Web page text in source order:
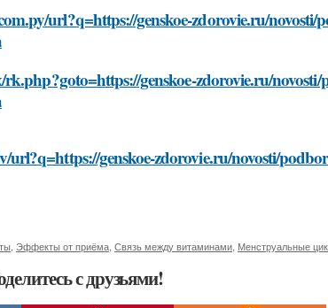
url?q=https://genskoe-zdorovie.ru/
genskoe-zdorovie.ru/
url?q=https://genskoe-zdorovie.ru/novosti/
Эффекты от приёма Связь между витаминами Менструальные
с друзьями!